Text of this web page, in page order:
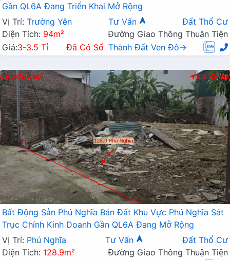
Gần QL6A Đang Triển Khai Mở Rộng
Vị Trí: Trường Yên Tư Vấn
Đất Thổ Cư
Diện Tích: 94m²
Đường Giao Thông Thuận Tiện
Giá:3-3.5 Tỉ Đã Có Sổ Thành Đất Ven Đô→
CHƯƠNG MỸ Đ.B 186
Bất Động Sản Phú Nghĩa Bán Đất Khu Vực Phú Nghĩa Sát
Trục Chính Kinh Doanh Gần QL6A Đang Mở Rộng
Vị Trí: Phú Nghĩa Tư Vấn
Đất Thổ Cư
Diện Tích: 128.9m²
Đường Giao Thông Thuận Tiện